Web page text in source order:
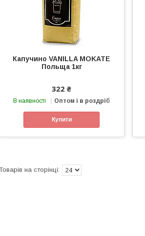
Капучино VANILLA MOKATE
Польща 1кг
322 ₴
В наявності Оптом і в роздріб
Купити